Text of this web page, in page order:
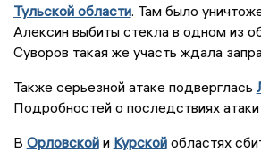
Тульской области. Там было
Алексин выбиты стекла в одном из
Суворов такая же участь ждала
Также серьезной атаке подверглась
Подробностей о последствиях атаки
В Орловскойи Курскойобластях